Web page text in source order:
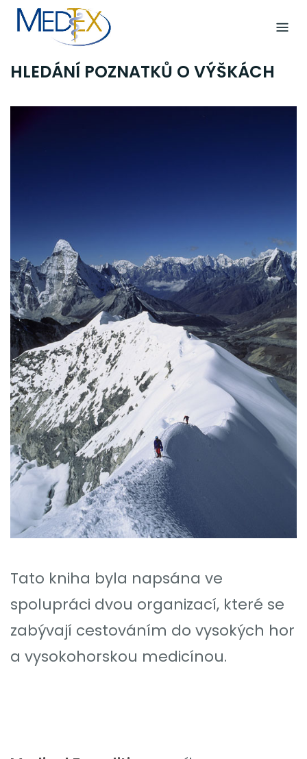
Skip
HLEDÁNÍ POZNATKŮ O VÝŠKÁCH
Tato kniha byla napsána ve
spolupráci dvou organizací, které se
zabývají cestováním do vysokých hor
a vysokohorskou medicínou.